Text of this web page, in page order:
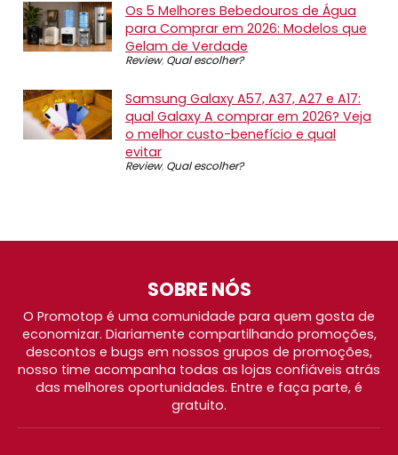
Os 5 Melhores Bebedouros de Água
para Comprar em 2026: Modelos que
Gelam de Verdade
Review, Qual escolher?
Samsung Galaxy A57, A37, A27 e A17:
qual Galaxy A comprar em 2026? Veja
o melhor custo-benefício e qual
evitar
Review, Qual escolher?
SOBRE NÓS
O Promotop é uma comunidade para quem gosta de
economizar. Diariamente compartilhando promoções,
descontos e bugs em nossos grupos de promoções,
nosso time acompanha todas as lojas confiáveis atrás
das melhores oportunidades. Entre e faça parte, é
gratuito.